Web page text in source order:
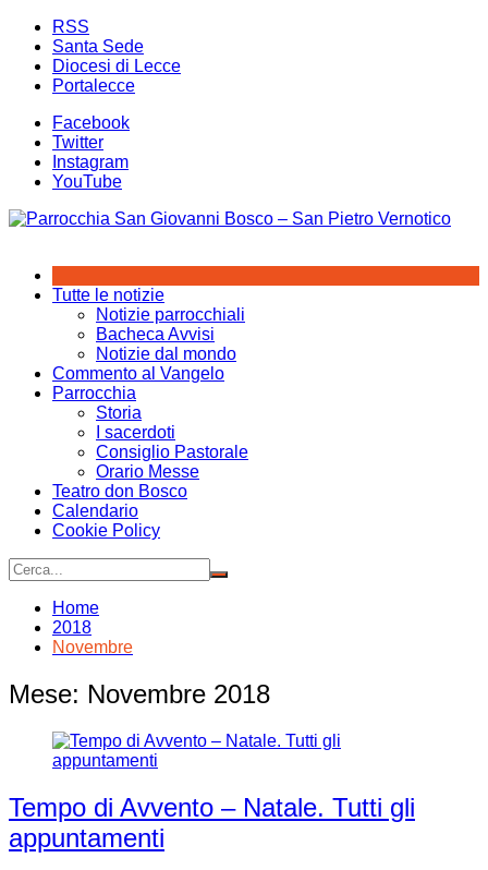
Salta
contenuto
RSS
Santa Sede
Diocesi di Lecce
Portalecce
Facebook
Twitter
Instagram
YouTube
Tutte le notizie
Notizie parrocchiali
Bacheca Avvisi
Notizie dal mondo
Commento al Vangelo
Parrocchia
Storia
I sacerdoti
Consiglio Pastorale
Orario Messe
Teatro don Bosco
Calendario
Cookie Policy
Home
2018
Novembre
Mese: Novembre 2018
Tempo di Avvento – Natale. Tutti gli
appuntamenti